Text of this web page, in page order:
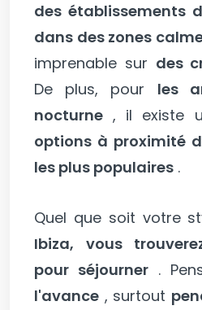
des établissements
dans des zones
imprenable sur des
De plus, pour les
nocturne , il existe
options à proximité
les plus populaires .
Quel que soit votre
Ibiza, vous
pour séjourner.
l'avance , surtout